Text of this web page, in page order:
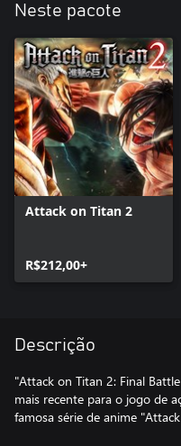
Neste pacote
Attack on Titan 2
R$212,00+
Descrição
"Attack on Titan 2: Final
mais recente para o jogo de
famosa série de anime